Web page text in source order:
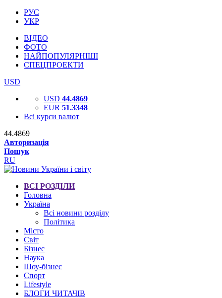
РУС
УКР
ВІДЕО
ФОТО
НАЙПОПУЛЯРНІШІ
СПЕЦПРОЕКТИ
USD
USD 44.4869
EUR 51.3348
Всі курси валют
44.4869
Авторизація
Пошук
RU
ВСІ РОЗДІЛИ
Головна
Україна
Всі новини розділу
Політика
Місто
Світ
Бізнес
Наука
Шоу-бізнес
Спорт
Lifestyle
БЛОГИ ЧИТАЧІВ